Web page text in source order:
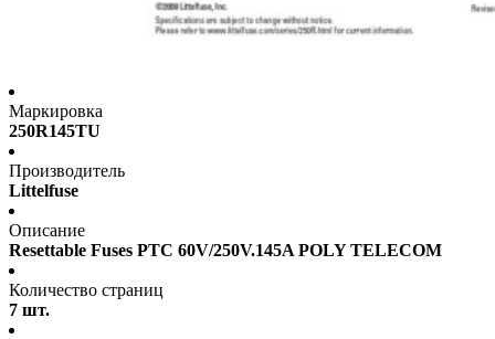
Маркировка
250R145TU
Производитель
Littelfuse
Описание
Resettable Fuses PTC 60V/250V.145A POLY TELECOM
Количество страниц
7 шт.